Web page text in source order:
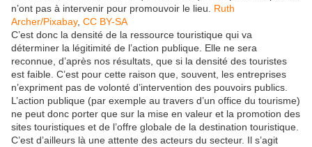
n’ont pas à intervenir pour promouvoir le lieu. Ruth
Archer/Pixabay, CC BY-SA
C’est donc la densité de la ressource touristique qui va
déterminer la légitimité de l’action publique. Elle ne sera
reconnue, d’après nos résultats, que si la densité des touristes
est faible. C’est pour cette raison que, souvent, les entreprises
n’expriment pas de volonté d’intervention des pouvoirs publics.
L’action publique (par exemple au travers d’un office du tourisme)
ne peut donc porter que sur la mise en valeur et la promotion des
sites touristiques et de l’offre globale de la destination touristique.
C’est d’ailleurs là une attente des acteurs du secteur. Il s’agit